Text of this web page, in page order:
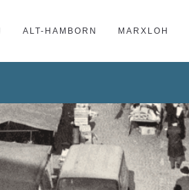
ALT-HAMBORN MARXLOH